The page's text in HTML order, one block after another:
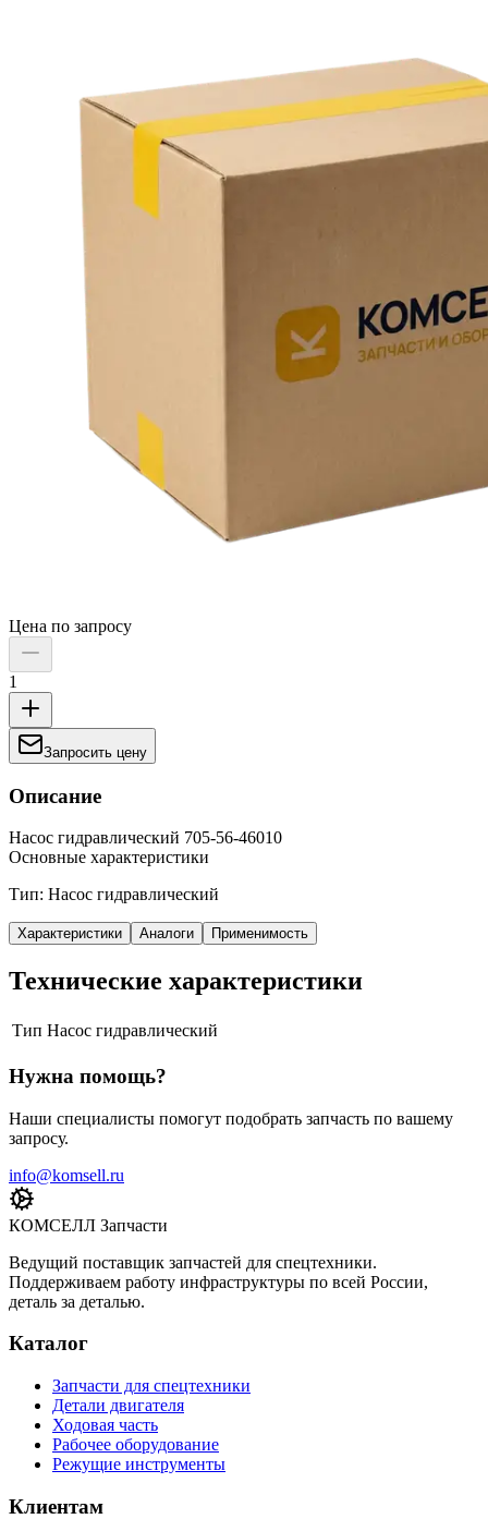
Цена по запросу
1
Запросить цену
Описание
Насос гидравлический 705-56-46010
Основные характеристики
Тип: Насос гидравлический
Характеристики Аналоги Применимость
Технические характеристики
Тип Насос гидравлический
Нужна помощь?
Наши специалисты помогут подобрать запчасть по вашему
запросу.
info@komsell.ru
КОМСЕЛЛ Запчасти
Ведущий поставщик запчастей для спецтехники.
Поддерживаем работу инфраструктуры по всей России,
деталь за деталью.
Каталог
Запчасти для спецтехники
Детали двигателя
Ходовая часть
Рабочее оборудование
Режущие инструменты
Клиентам